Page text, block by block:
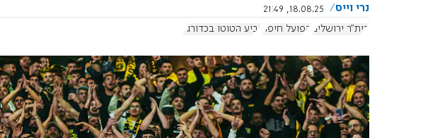
נרי וייס
18.08.25, 21:49
בית"ר ירושלים הפועל חיפה גביע הטוטו בכדורגל